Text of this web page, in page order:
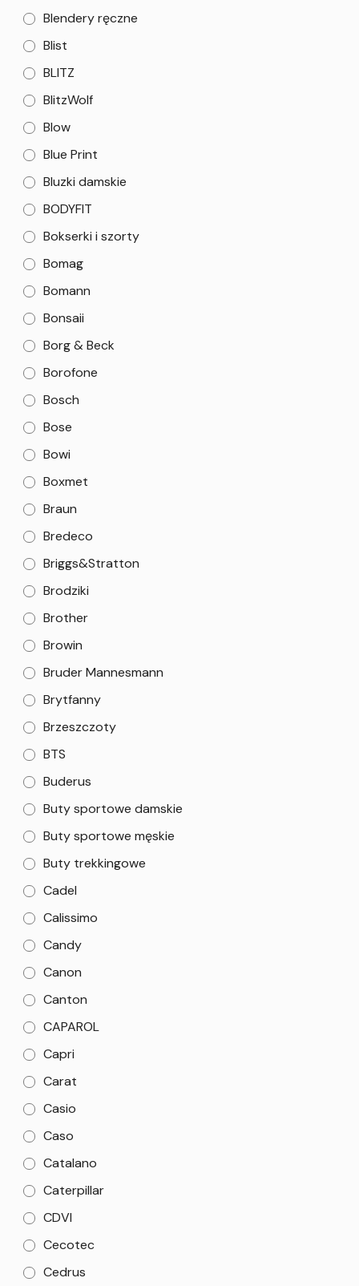
Blendery ręczne
Blist
BLITZ
BlitzWolf
Blow
Blue Print
Bluzki damskie
BODYFIT
Bokserki i szorty
Bomag
Bomann
Bonsaii
Borg & Beck
Borofone
Bosch
Bose
Bowi
Boxmet
Braun
Bredeco
Briggs&Stratton
Brodziki
Brother
Browin
Bruder Mannesmann
Brytfanny
Brzeszczoty
BTS
Buderus
Buty sportowe damskie
Buty sportowe męskie
Buty trekkingowe
Cadel
Calissimo
Candy
Canon
Canton
CAPAROL
Capri
Carat
Casio
Caso
Catalano
Caterpillar
CDVI
Cecotec
Cedrus